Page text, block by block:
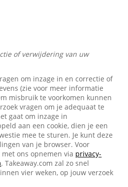
of verwijdering van uw
om inzage in en correctie of
(zie voor meer informatie
misbruik te voorkomen kunnen
vragen om je adequaat te
gaat om inzage in
aan een cookie, dien je een
mee te sturen. Je kunt deze
van je browser. Voor
ons opnemen via privacy-
. Takeaway.com zal zo snel
vier weken, op jouw verzoek